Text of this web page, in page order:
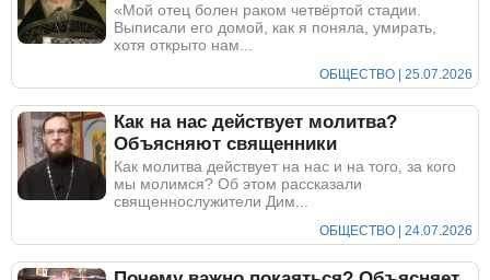
«Мой отец болен раком четвёртой стадии.
Выписали его домой, как я поняла, умирать,
хотя открыто нам...
ОБЩЕСТВО | 25.07.2026
Как на нас действует молитва?
Объясняют священники
Как молитва действует на нас и на того, за кого
мы молимся? Об этом рассказали
священнослужители Дим...
ОБЩЕСТВО | 24.07.2026